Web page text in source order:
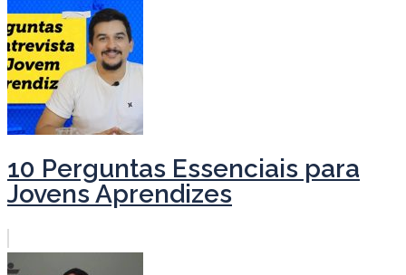
10 Perguntas Essenciais para
Jovens Aprendizes